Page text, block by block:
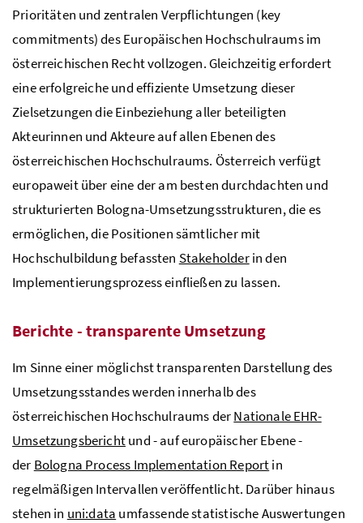
Prioritäten und zentralen Verpflichtungen (key
commitments) des Europäischen Hochschulraums im
österreichischen Recht vollzogen. Gleichzeitig erfordert
eine erfolgreiche und effiziente Umsetzung dieser
Zielsetzungen die Einbeziehung aller beteiligten
Akteurinnen und Akteure auf allen Ebenen des
österreichischen Hochschulraums. Österreich verfügt
europaweit über eine der am besten durchdachten und
strukturierten Bologna-Umsetzungsstrukturen, die es
ermöglichen, die Positionen sämtlicher mit
Hochschulbildung befassten Stakeholderin den
Implementierungsprozess einfließen zu lassen.
Berichte - transparente Umsetzung
Im Sinne einer möglichst transparenten Darstellung des
Umsetzungsstandes werden innerhalb des
österreichischen Hochschulraums derNationale EHR-
Umsetzungsberichtund - auf europäischer Ebene -
der Bologna Process Implementation Reportin
regelmäßigen Intervallen veröffentlicht. Darüber hinaus
stehen in uni:data umfassende statistische Auswertungen